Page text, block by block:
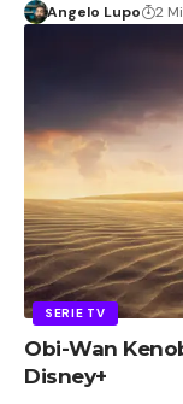
Angelo Lupo 2
SERIE TV
Obi-Wan
Disney+